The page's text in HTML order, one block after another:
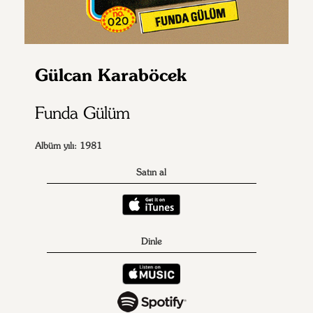
Gülcan Karaböcek
Funda Gülüm
Albüm yılı: 1981
Satın al
Dinle